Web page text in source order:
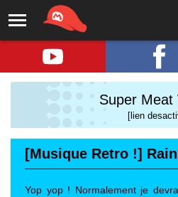
Super Meat
[lien
[Musique Retro !]
Yop yop ! Normalement je